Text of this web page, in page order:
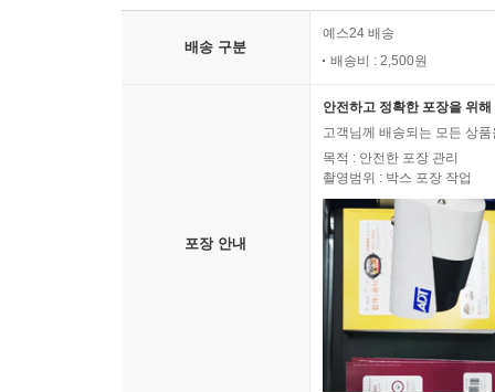
배송 구분
예스24 배송
배송비 : 2,500원
포장 안내
안전하고 정확한 포장을 위
고객님께 배송되는 모든 상
목적 : 안전한 포장 관리
촬영범위 : 박스 포장 작업